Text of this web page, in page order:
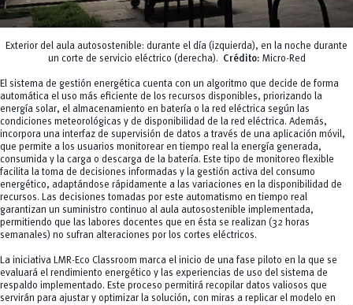
Exterior del aula autosostenible: durante el día (izquierda), en la noche durante
un corte de servicio eléctrico (derecha).
Crédito: Micro-Red
El sistema de gestión energética cuenta con un algoritmo que decide de forma
automática el uso más eficiente de los recursos disponibles, priorizando la
energía solar, el almacenamiento en batería o la red eléctrica según las
condiciones meteorológicas y de disponibilidad de la red eléctrica. Además,
incorpora una interfaz de supervisión de datos a través de una aplicación móvil,
que permite a los usuarios monitorear en tiempo real la energía generada,
consumida y la carga o descarga de la batería. Este tipo de monitoreo flexible
facilita la toma de decisiones informadas y la gestión activa del consumo
energético, adaptándose rápidamente a las variaciones en la disponibilidad de
recursos. Las decisiones tomadas por este automatismo en tiempo real
garantizan un suministro continuo al aula autosostenible implementada,
permitiendo que las labores docentes que en ésta se realizan (32 horas
semanales) no sufran alteraciones por los cortes eléctricos.
La iniciativa LMR-Eco Classroom marca el inicio de una fase piloto en la que se
evaluará el rendimiento energético y las experiencias de uso del sistema de
respaldo implementado. Este proceso permitirá recopilar datos valiosos que
servirán para ajustar y optimizar la solución, con miras a replicar el modelo en